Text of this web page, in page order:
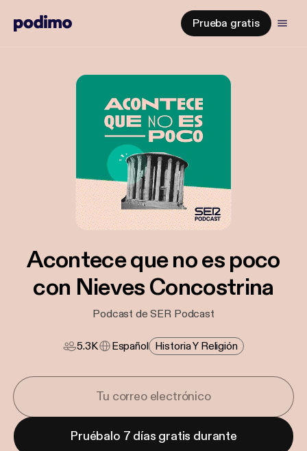
Prueba gratis
Acontece que no es poco
con Nieves Concostrina
Podcast de SER Podcast
5.3K Español Historia Y Religión
Pruébalo 7 días gratis durante